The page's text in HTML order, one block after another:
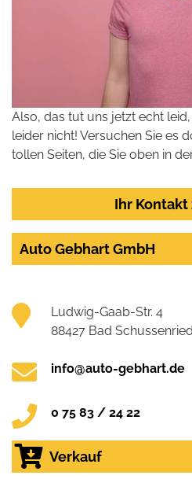
Also, das tut uns jetzt echt
leider nicht! Versuchen Sie es
tollen Seiten, die Sie oben in
Ihr Kontakt
Auto Gebhart GmbH
Ludwig-Gaab-Str. 4
88427 Bad Schussenried
info@auto-gebhart.de
0 75 83 / 24 22
Verkauf